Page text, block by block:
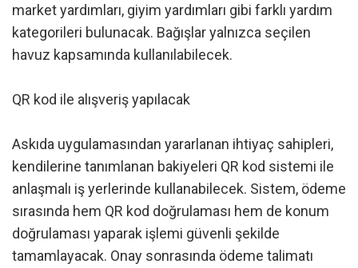
market yardımları, giyim yardımları gibi farklı yardım
kategorileri bulunacak. Bağışlar yalnızca seçilen
havuz kapsamında kullanılabilecek.
QR kod ile alışveriş yapılacak
Askıda uygulamasından yararlanan ihtiyaç sahipleri,
kendilerine tanımlanan bakiyeleri QR kod sistemi ile
anlaşmalı iş yerlerinde kullanabilecek. Sistem, ödeme
sırasında hem QR kod doğrulaması hem de konum
doğrulaması yaparak işlemi güvenli şekilde
tamamlayacak. Onay sonrasında ödeme talimatı